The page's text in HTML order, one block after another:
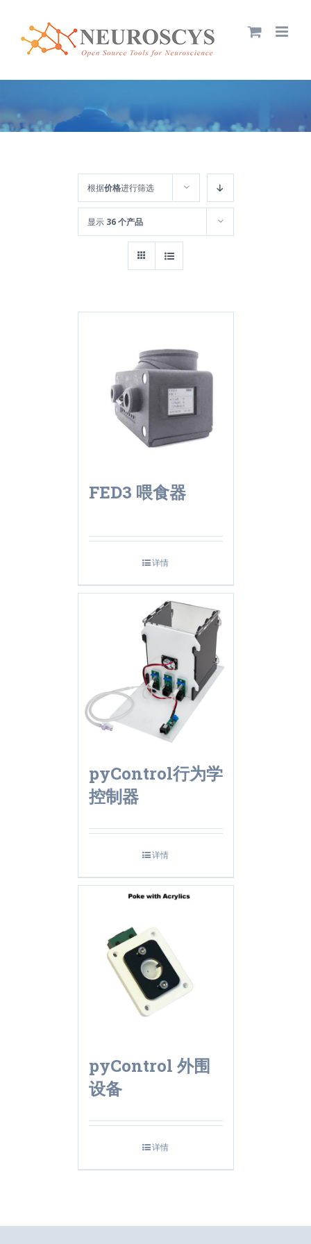
容
根据价格进行筛选
显示 36 个产品
FED3 喂食器
详情
pyControl行为学
控制器
详情
pyControl 外围
设备
详情